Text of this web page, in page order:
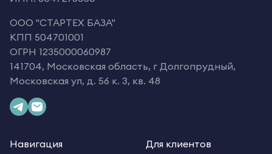
OOO "СТАРТЕХ БАЗА"
КПП 504701001
ОГРН 1235000060987
141704, Московская область, г Долгопрудный,
Московская ул, д. 56 к. 3, кв. 48
Навигация
Для клиентов